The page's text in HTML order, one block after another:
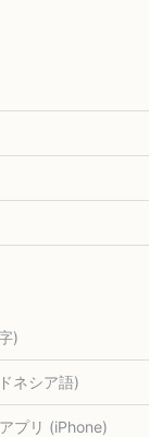
)
ネシア語)
プリ (iPhone)